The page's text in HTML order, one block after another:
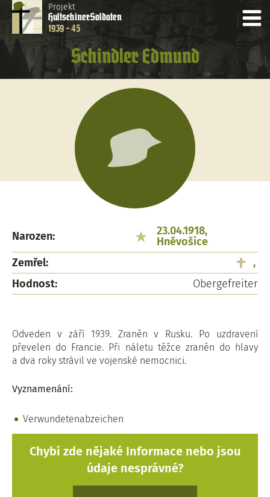
Projekt
HultschinerSoldaten
1939 - 45
Schindler Edmund
Narozen:
23.04.1918,
Hněvošice
Zemřel:
,
Hodnost:
Obergefreiter
Odveden v září 1939. Zraněn v Rusku. Po uzdravení
převelen do Francie. Při náletu těžce zraněn do hlavy
a dva roky strávil ve vojenské nemocnici.
Vyznamenání:
Verwundetenabzeichen
Chybí zde nějaké Informace nebo jsou
údaje nesprávné?